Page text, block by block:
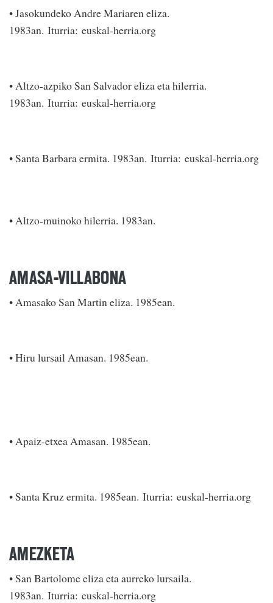
• Jasokundeko Andre Mariaren eliza.
1983an. Iturria: euskal-herria.org
• Altzo-azpiko San Salvador eliza eta hilerria.
1983an. Iturria: euskal-herria.org
• Santa Barbara ermita. 1983an. Iturria: euskal-herria.org
• Altzo-muinoko hilerria. 1983an.
AMASA-VILLABONA
• Amasako San Martin eliza. 1985ean.
• Hiru lursail Amasan. 1985ean.
• Apaiz-etxea Amasan. 1985ean.
• Santa Kruz ermita. 1985ean. Iturria: euskal-herria.org
AMEZKETA
• San Bartolome eliza eta aurreko lursaila.
1983an. Iturria: euskal-herria.org